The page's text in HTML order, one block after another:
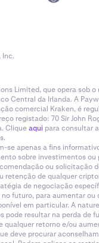
a funcionalidade
a ordens
Limit.
: Garanta que os
abertas sem
: Personalize as
Erro, Preenchidas,
Colocadas e
botões:As
resumem a
Mkt 15%, 1TP/
Inc.
Limited, que opera sob o
Central da Irlanda. A
comercial Kraken, é
registado: 70 Sir John
Cliqueaqui para consultar
se apenas a fins
sobre investimentos ou
ou solicitação
retenção de qualquer
de negociação
futuro, para aumentar ou
em particular. A
pode resultar na perda de
qualquer retorno e/ou
deve procurar